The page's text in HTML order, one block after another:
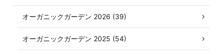
オーガニックガーデン 2026 (39)
オーガニックガーデン 2025 (54)